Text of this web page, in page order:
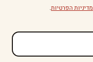
מדיניות הפרטיות.